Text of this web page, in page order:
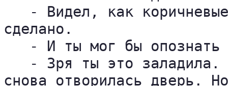
- Видел, как
сделано.
- И ты мог бы опознать
- Зря ты это
снова отворилась дверь.